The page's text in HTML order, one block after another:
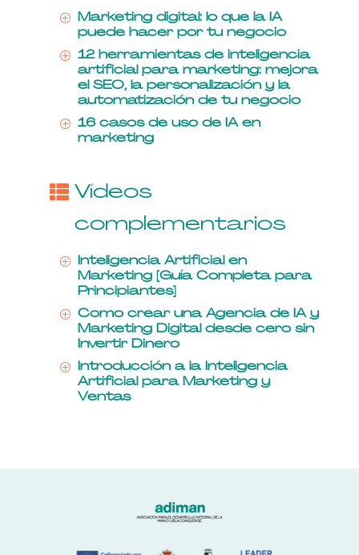
P
Marketing digital: lo que la IA
puede hacer por tu negocio
P
12 herramientas de inteligencia
artificial para marketing: mejora
el SEO, la personalización y la
automatización de tu negocio
P
16 casos de uso de IA en
marketing
Vídeos
complementarios
P
Inteligencia Artificial en
Marketing [Guía Completa para
Principiantes]
P
Como crear una Agencia de IA y
Marketing Digital desde cero sin
Invertir Dinero
P
Introducción a la Inteligencia
Artificial para Marketing y
Ventas